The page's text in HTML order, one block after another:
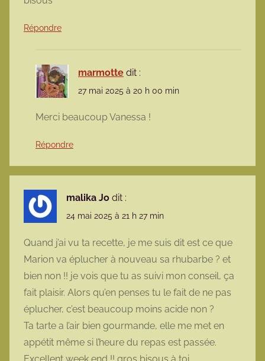
Répondre
marmotte dit :
27 mai 2025 à 20 h 00 min
Merci beaucoup Vanessa !
Répondre
malika Jo dit :
24 mai 2025 à 21 h 27 min
Quand j’ai vu ta recette, je me suis dit est ce que
Marion va éplucher à nouveau sa rhubarbe ? et
bien non !! je vois que tu as suivi mon conseil, ça
fait plaisir. Alors qu’en penses tu le fait de ne pas
éplucher, c’est beaucoup moins acide non ?
Ta tarte a l’air bien gourmande, elle me met en
appétit même si l’heure du repas est passée.
Excellent week end !! gros bisous à toi.